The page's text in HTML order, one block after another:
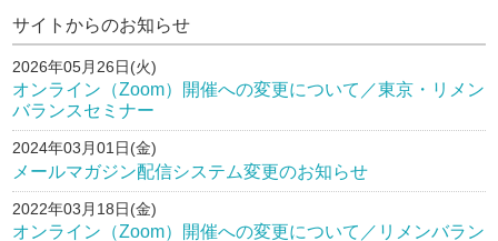
サイトからのお知らせ
2026年05月26日(火)
オンライン（Zoom）開催への変更について／東京・リメン
バランスセミナー
2024年03月01日(金)
メールマガジン配信システム変更のお知らせ
2022年03月18日(金)
オンライン（Zoom）開催への変更について／リメンバラン